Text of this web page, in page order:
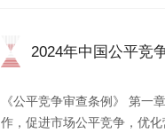
2024年中国公平竞
《公平竞争审查条例》 第一章 总 则 第一条 为了
作，促进市场公平竞争，优化